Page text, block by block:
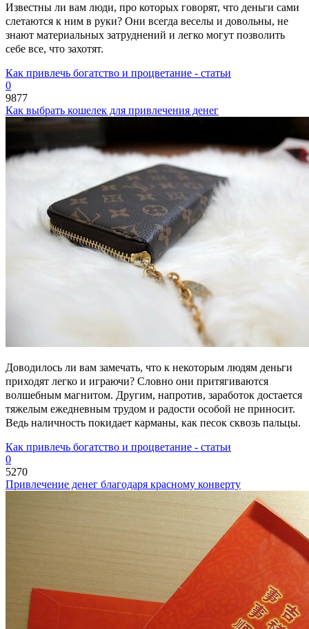
Известны ли вам люди, про которых говорят, что деньги сами
слетаются к ним в руки? Они всегда веселы и довольны, не
знают материальных затруднений и легко могут позволить
себе все, что захотят.
Как привлечь богатство и процветание - статьи
0
9877
Как выбрать кошелек для привлечения денег
Доводилось ли вам замечать, что к некоторым людям деньги
приходят легко и играючи? Словно они притягиваются
волшебным магнитом. Другим, напротив, заработок достается
тяжелым ежедневным трудом и радости особой не приносит.
Ведь наличность покидает карманы, как песок сквозь пальцы.
Как привлечь богатство и процветание - статьи
0
5270
Привлечение денег благодаря красному конверту